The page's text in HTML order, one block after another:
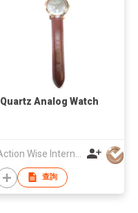
Quartz Analog Watch
查詢